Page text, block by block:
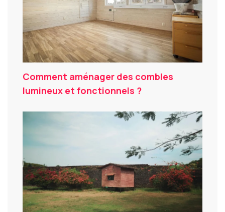
Comment aménager des combles
lumineux et fonctionnels ?